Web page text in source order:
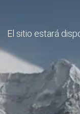
El sitio estará